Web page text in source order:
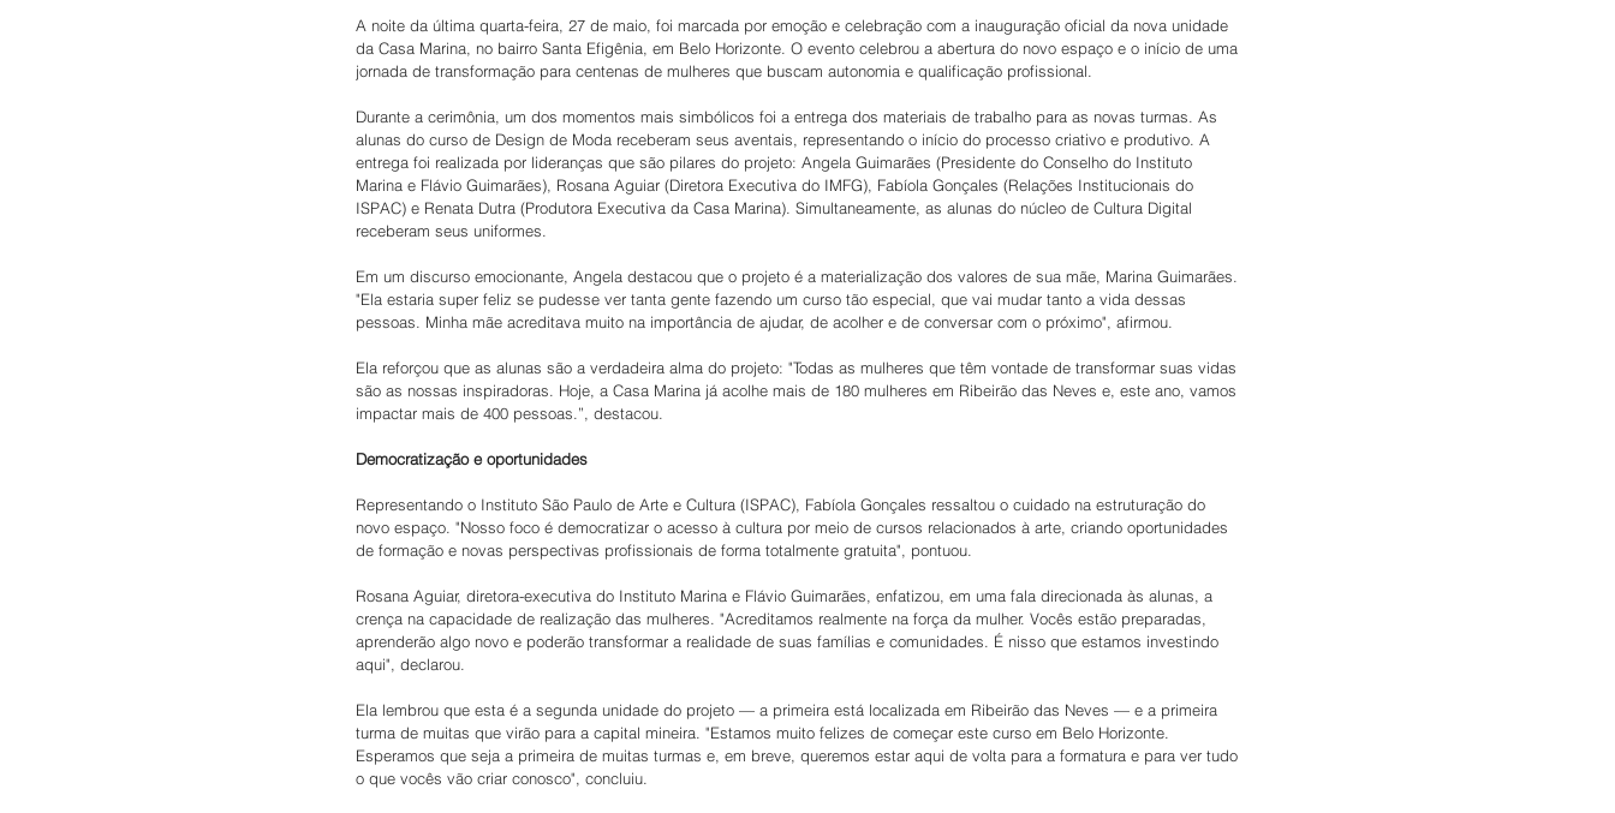
A noite da última quarta-feira, 27 de maio, foi marcada por emoção e celebração com a inauguração oficial da nova unidade
da Casa Marina, no bairro Santa Efigênia, em Belo Horizonte. O evento celebrou a abertura do novo espaço e o início de uma
jornada de transformação para centenas de mulheres que buscam autonomia e qualificação profissional.
Durante a cerimônia, um dos momentos mais simbólicos foi a entrega dos materiais de trabalho para as novas turmas. As
alunas do curso de Design de Moda receberam seus aventais, representando o início do processo criativo e produtivo. A
entrega foi realizada por lideranças que são pilares do projeto: Angela Guimarães (Presidente do Conselho do Instituto
Marina e Flávio Guimarães), Rosana Aguiar (Diretora Executiva do IMFG), Fabíola Gonçales (Relações Institucionais do
ISPAC) e Renata Dutra (Produtora Executiva da Casa Marina). Simultaneamente, as alunas do núcleo de Cultura Digital
receberam seus uniformes.
Em um discurso emocionante, Angela destacou que o projeto é a materialização dos valores de sua mãe, Marina Guimarães.
"Ela estaria super feliz se pudesse ver tanta gente fazendo um curso tão especial, que vai mudar tanto a vida dessas
pessoas. Minha mãe acreditava muito na importância de ajudar, de acolher e de conversar com o próximo", afirmou.
Ela reforçou que as alunas são a verdadeira alma do projeto: "Todas as mulheres que têm vontade de transformar suas vidas
são as nossas inspiradoras. Hoje, a Casa Marina já acolhe mais de 180 mulheres em Ribeirão das Neves e, este ano, vamos
impactar mais de 400 pessoas.”, destacou.
Democratização e oportunidades
Representando o Instituto São Paulo de Arte e Cultura (ISPAC), Fabíola Gonçales ressaltou o cuidado na estruturação do
novo espaço. "Nosso foco é democratizar o acesso à cultura por meio de cursos relacionados à arte, criando oportunidades
de formação e novas perspectivas profissionais de forma totalmente gratuita", pontuou.
Rosana Aguiar, diretora-executiva do Instituto Marina e Flávio Guimarães, enfatizou, em uma fala direcionada às alunas, a
crença na capacidade de realização das mulheres. "Acreditamos realmente na força da mulher. Vocês estão preparadas,
aprenderão algo novo e poderão transformar a realidade de suas famílias e comunidades. É nisso que estamos investindo
aqui", declarou.
Ela lembrou que esta é a segunda unidade do projeto — a primeira está localizada em Ribeirão das Neves — e a primeira
turma de muitas que virão para a capital mineira. "Estamos muito felizes de começar este curso em Belo Horizonte.
Esperamos que seja a primeira de muitas turmas e, em breve, queremos estar aqui de volta para a formatura e para ver tudo
o que vocês vão criar conosco", concluiu.